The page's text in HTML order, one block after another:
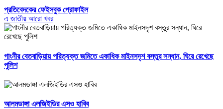
প্রতিবেদকের ফেইসবুক প্রোফাইল
এ জাতীয় আরো খবর
গাংনীর বেতবাড়িয়ায় পরিত্যক্ত জমিতে একাধিক মাইনসদৃশ বস্তুর সন্ধান, ঘিরে রেখেছে
পুলিশ
আলমডাঙ্গা এলজিইডির এসও হাবিব